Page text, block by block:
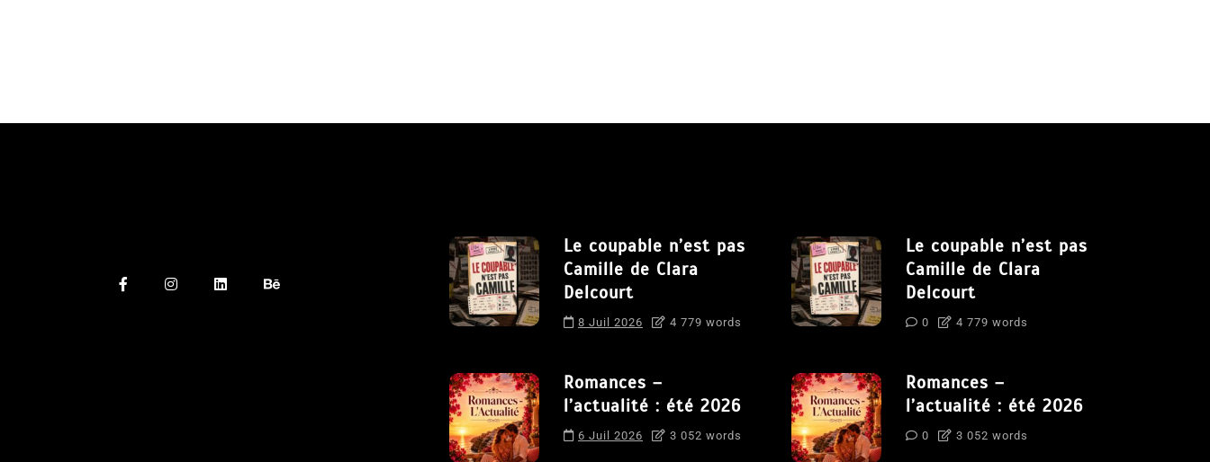
Le coupable n’est pas
Camille de Clara
Delcourt
8 Juil 2026 4 779 words
Romances –
l’actualité : été 2026
6 Juil 2026 3 052 words
Le coupable n’est pas
Camille de Clara
Delcourt
0 4 779 words
Romances –
l’actualité : été 2026
0 3 052 words